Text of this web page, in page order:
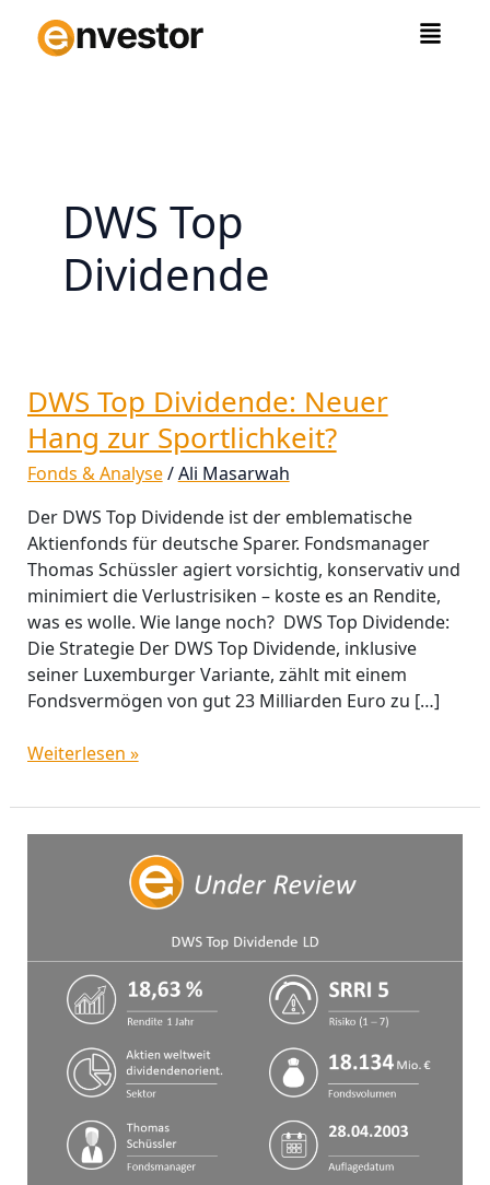
Inhalt
springen
DWS Top
Dividende
DWS Top Dividende: Neuer
Hang zur Sportlichkeit?
Fonds & Analyse/Ali Masarwah
Der DWS Top Dividende ist der emblematische
Aktienfonds für deutsche Sparer. Fondsmanager
Thomas Schüssler agiert vorsichtig, konservativ und
minimiert die Verlustrisiken – koste es an Rendite,
was es wolle. Wie lange noch? DWS Top Dividende:
Die Strategie Der DWS Top Dividende, inklusive
seiner Luxemburger Variante, zählt mit einem
Fondsvermögen von gut 23 Milliarden Euro zu […]
DWS
Top
Dividende:
Neuer
zur
Sportlichkeit?
Weiterlesen »
Prüfstand